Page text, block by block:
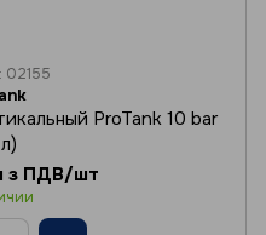
02155
ProTank 10 bar
з ПДВ/шт